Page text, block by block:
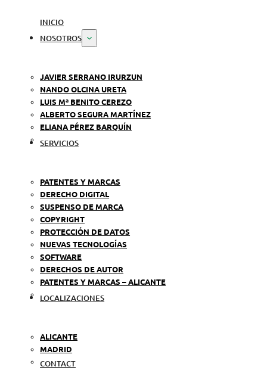
INICIO
NOSOTROS
JAVIER SERRANO IRURZUN
NANDO OLCINA URETA
LUIS Mª BENITO CEREZO
ALBERTO SEGURA MARTÍNEZ
ELIANA PÉREZ BARQUÍN
SERVICIOS
PATENTES Y MARCAS
DERECHO DIGITAL
SUSPENSO DE MARCA
COPYRIGHT
PROTECCIÓN DE DATOS
NUEVAS TECNOLOGÍAS
SOFTWARE
DERECHOS DE AUTOR
PATENTES Y MARCAS – ALICANTE
LOCALIZACIONES
ALICANTE
MADRID
CONTACT